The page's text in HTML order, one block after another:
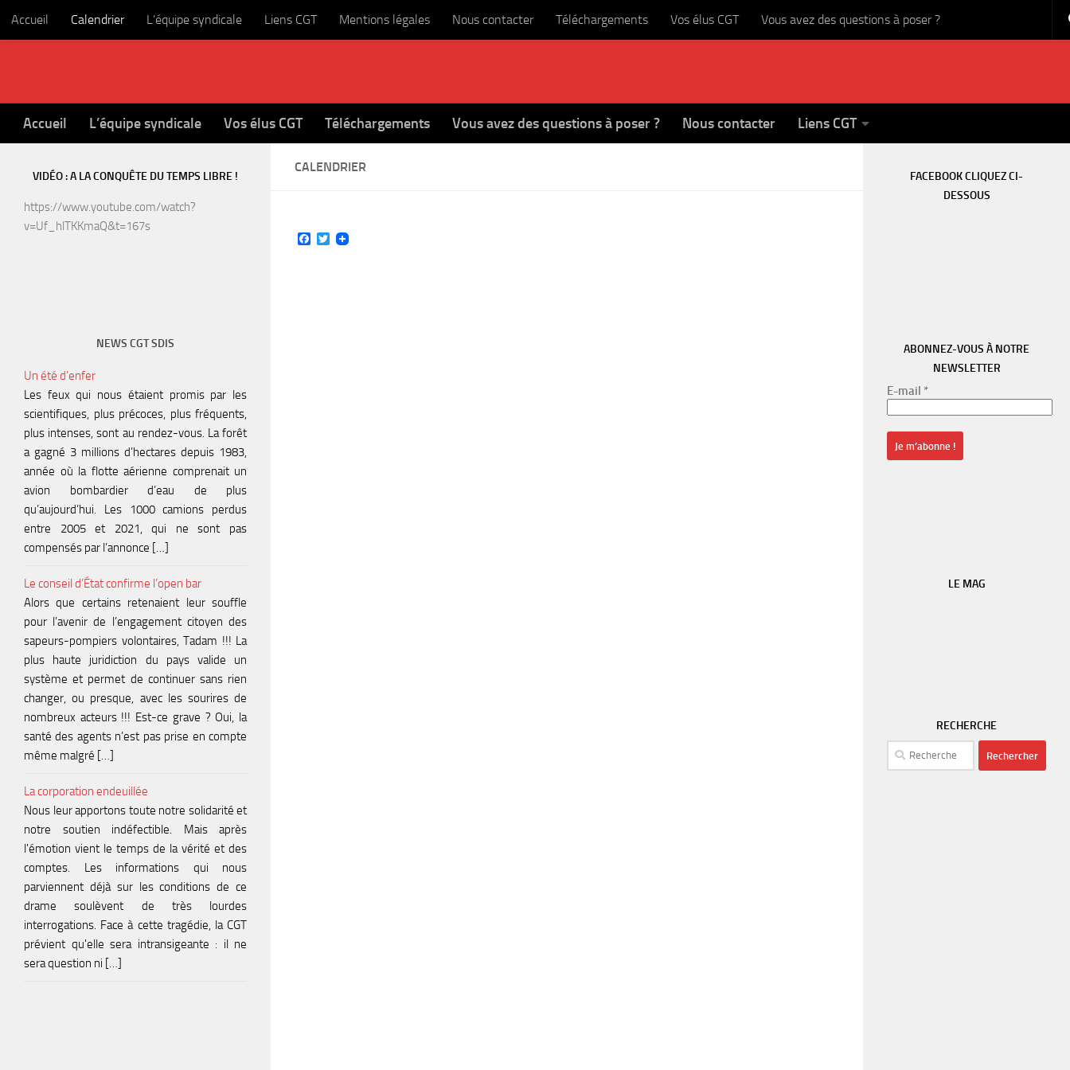
Skip to content
Accueil Calendrier L’équipe syndicale Liens CGT Mentions légales Nous contacter Téléchargements Vos élus CGT Vous avez des questions à poser ?
Accueil L’équipe syndicale Vos élus CGT Téléchargements Vous avez des questions à poser ? Nous contacter Liens CGT
CALENDRIER
Facebook
Twitter
VIDÉO : A LA CONQUÊTE DU TEMPS LIBRE !
https://www.youtube.com/watch?
v=Uf_hlTKKmaQ&t=167s
NEWS CGT SDIS
Un été d’enfer
Les feux qui nous étaient promis par les
scientifiques, plus précoces, plus fréquents,
plus intenses, sont au rendez-vous. La forêt
a gagné 3 millions d’hectares depuis 1983,
année où la flotte aérienne comprenait un
avion bombardier d’eau de plus
qu’aujourd’hui. Les 1000 camions perdus
entre 2005 et 2021, qui ne sont pas
compensés par l’annonce […]
Le conseil d’État confirme l’open bar
Alors que certains retenaient leur souffle
pour l’avenir de l’engagement citoyen des
sapeurs-pompiers volontaires, Tadam !!! La
plus haute juridiction du pays valide un
système et permet de continuer sans rien
changer, ou presque, avec les sourires de
nombreux acteurs !!! Est-ce grave ? Oui, la
santé des agents n’est pas prise en compte
même malgré […]
La corporation endeuillée
Nous leur apportons toute notre solidarité et
notre soutien indéfectible. Mais après
l'émotion vient le temps de la vérité et des
comptes. Les informations qui nous
parviennent déjà sur les conditions de ce
drame soulèvent de très lourdes
interrogations. Face à cette tragédie, la CGT
prévient qu'elle sera intransigeante : il ne
sera question ni […]
FACEBOOK CLIQUEZ CI-
DESSOUS
ABONNEZ-VOUS À NOTRE
NEWSLETTER
E-mail *
LE MAG
RECHERCHE
Rechercher :